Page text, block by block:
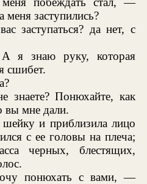
заступились?
заступаться? да нет, с
я знаю руку, которая
сшибет.
Понюхайте, как
вы мне дали.
и приблизила лицо
с ее головы на плеча;
черных, блестящих,
понюхать с вами, —